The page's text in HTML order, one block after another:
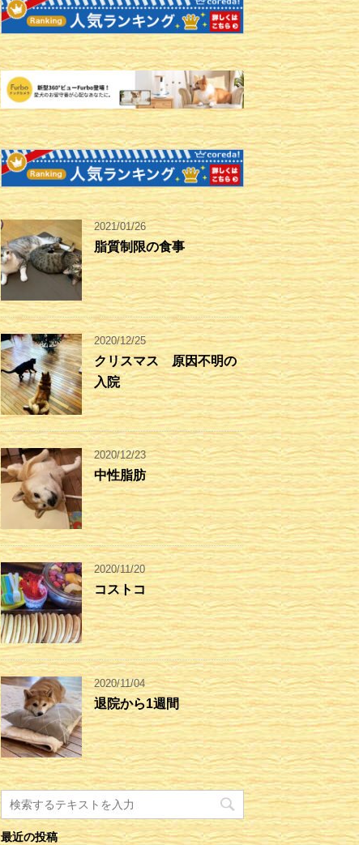
2021/01/26
脂質制限の食事
2020/12/25
クリスマス 原因不明の
入院
2020/12/23
中性脂肪
2020/11/20
コストコ
2020/11/04
退院から1週間
最近の投稿